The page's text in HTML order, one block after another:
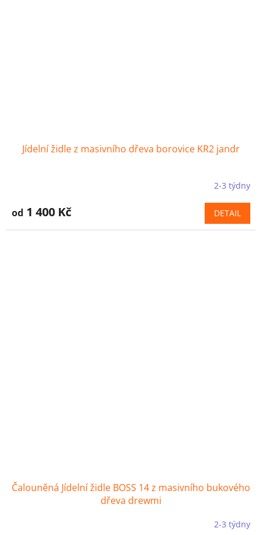
Jídelní židle z masivního dřeva borovice KR2 jandr
2-3 týdny
od 1 400 Kč DETAIL
Čalouněná Jídelní židle BOSS 14 z masivního bukového
dřeva drewmi
2-3 týdny